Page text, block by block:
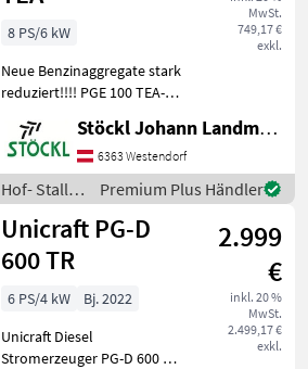
MwSt.
749,17 €
exkl.
8 PS/6 kW
Neue Benzinaggregate stark
reduziert!!!! PGE 100 TEA-H
Hof- Stall- und
Weidetechnik
Stromgeneratoren
Stöckl Johann Landmaschinen GesmbH & Co KG
6363 Westendorf
Hof- Stall-
und
Weidetechnik
/ Unicraft
Premium Plus Händler
Unicraft PG-D
600 TR
2.999
€
inkl. 20 %
MwSt.
2.499,17 €
exkl.
6 PS/4 kW
Bj. 2022
Unicraft Diesel
Stromerzeuger PG-D 600 TR